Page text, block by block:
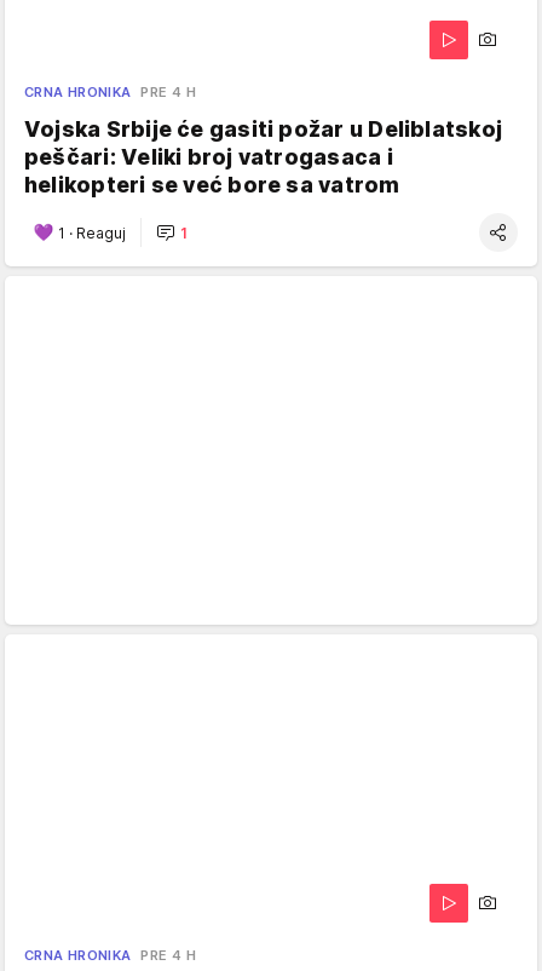
CRNA HRONIKA PRE 4 H
Vojska Srbije će gasiti požar u Deliblatskoj
peščari: Veliki broj vatrogasaca i
helikopteri se već bore sa vatrom
1 · Reaguj 1
CRNA HRONIKA PRE 4 H